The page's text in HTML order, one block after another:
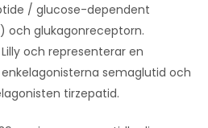
/ glucose-dependent
och glukagonreceptorn.
och representerar en
semaglutid och
tirzepatid.